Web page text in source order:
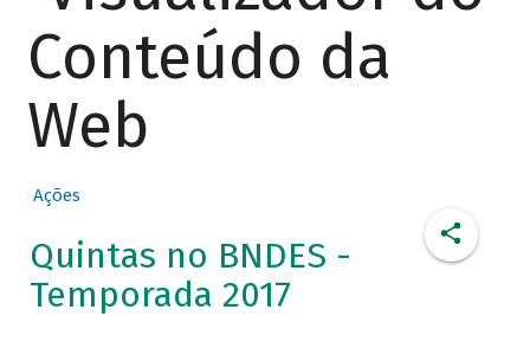
Conteúdo da
Web
Ações
Quintas no BNDES -
Temporada 2017